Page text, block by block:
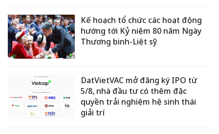
Kế hoạch tổ chức các hoạt động
hướng tới Kỷ niệm 80 năm Ngày
Thương binh-Liệt sỹ
DatVietVAC mở đăng ký IPO từ
5/8, nhà đầu tư có thêm đặc
quyền trải nghiệm hệ sinh thái
giải trí